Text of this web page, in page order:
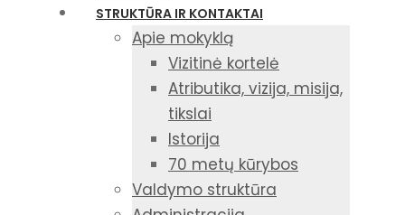
STRUKTŪRA IR KONTAKTAI
Apie mokyklą
Vizitinė kortelė
Atributika, vizija, misija,
tikslai
Istorija
70 metų kūrybos
Valdymo struktūra